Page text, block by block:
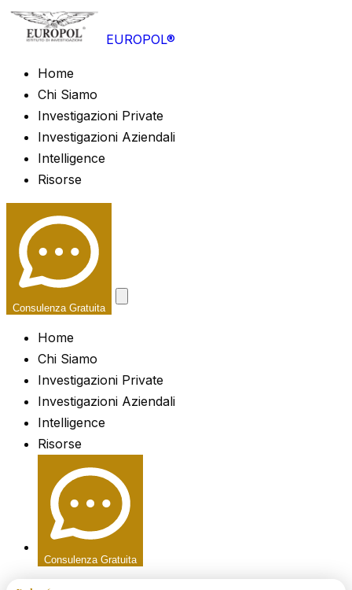
EUROPOL®
Home
Chi Siamo
Investigazioni Private
Investigazioni Aziendali
Intelligence
Risorse
Consulenza Gratuita
Home
Chi Siamo
Investigazioni Private
Investigazioni Aziendali
Intelligence
Risorse
Consulenza Gratuita